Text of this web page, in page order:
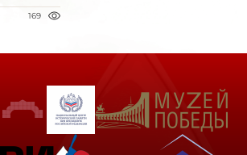
169